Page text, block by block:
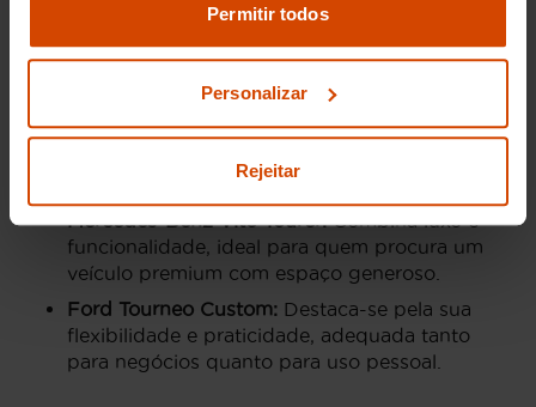
definições de cookies
definições e saber mais na nossapolítica de
Permitir todos
Personalizar
Rejeitar
Peugeot Traveller:Conhecido pelo seu design
elegante e interiores confortáveis, é uma
escolha comum entre aqueles que valorizam
Volkswagen Caravelle:Oferece um
durabilidade e fiabilidade.
Mercedes-Benz Vito Tourer:Combina luxo e
funcionalidade, ideal para quem procura um
veículo premium com espaço generoso.
Ford Tourneo Custom: Destaca-se pela sua
flexibilidade e praticidade, adequada tanto
para negócios quanto para uso pessoal.